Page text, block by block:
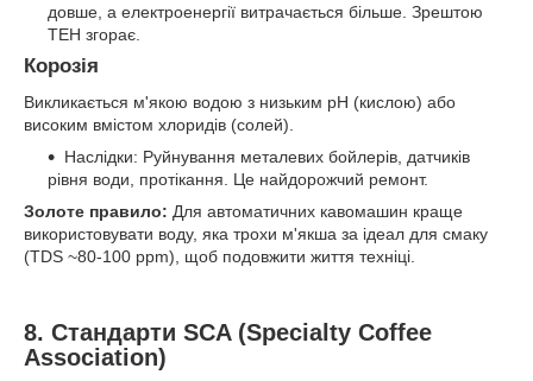
довше, а електроенергії витрачається більше. Зрештою
ТЕН згорає.
Корозія
Викликається м'якою водою з низьким pH (кислою) або
високим вмістом хлоридів (солей).
Наслідки: Руйнування металевих бойлерів, датчиків
рівня води, протікання. Це найдорожчий ремонт.
Золоте правило: Для автоматичних кавомашин краще
використовувати воду, яка трохи м'якша за ідеал для смаку
(TDS ~80-100 ppm), щоб подовжити життя техніці.
8. Стандарти SCA (Specialty Coffee
Association)